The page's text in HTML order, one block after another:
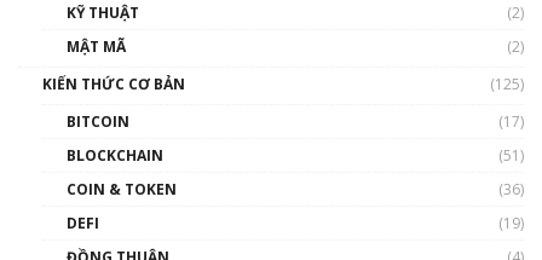
00:43:47
như thể nào?
00:39:31
KỸ THUẬT
(2)
MẬT MÃ
(2)
KIẾN THỨC CƠ BẢN
(125)
BITCOIN
(17)
BLOCKCHAIN
(51)
COIN & TOKEN
(36)
DEFI
(19)